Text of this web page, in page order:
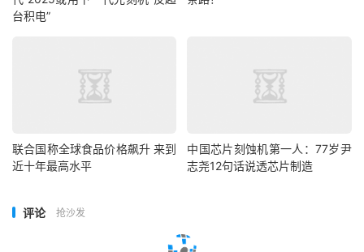
台积电”
联合国称全球食品价格飙升 来到
近十年最高水平
中国芯片刻蚀机第一人：77岁尹
志尧12句话说透芯片制造
评论 抢沙发